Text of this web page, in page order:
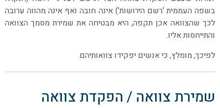
בשפה העממית ‘רשם הירושות’) אינה חובה ואף אינה מהווה ערובה
לכך שהצוואה אכן תקפה, היא מבטיחה את שמירת מסמך הצוואה
והתייחסות אליו.
לפיכך, מומלץ, כי אנשים יפקידו צוואותיהם.
שמירת צוואה / הפקדת צוואה